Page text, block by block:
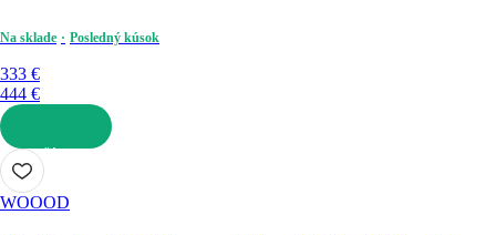
Na sklade Posledný kúsok
333 €
444 €
DO KOŠÍKA
WOOOD